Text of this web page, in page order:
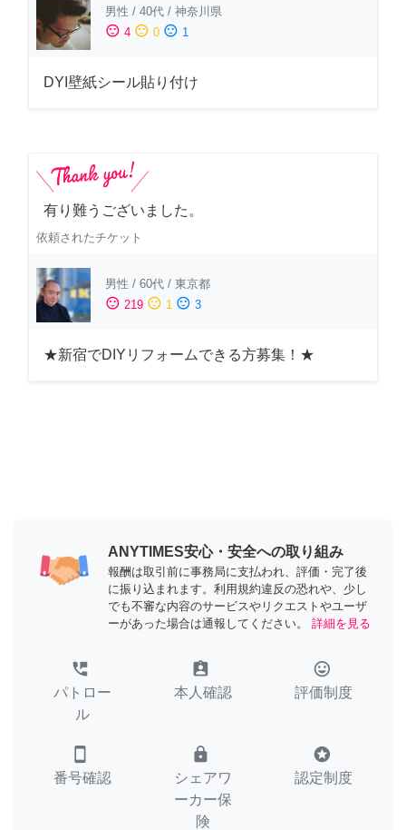
男性 / 40代 / 神奈川県
sentiment_satisfied 4 sentiment_neutral 0 sentiment_dissatisfied 1
DYI壁紙シール貼り付け
有り難うございました。
依頼されたチケット
男性 / 60代 / 東京都
sentiment_satisfied 219 sentiment_neutral 1 sentiment_dissatisfied 3
★新宿でDIYリフォームできる方募集！★
ANYTIMES安心・安全への取り組み
報酬は取引前に事務局に支払われ、評価・完了後
に振り込まれます。利用規約違反の恐れや、少し
でも不審な内容のサービスやリクエストやユーザ
ーがあった場合は通報してください。
詳細を見る
perm_phone_msg
パトロー
ル
assignment_ind
本人確認
tag_faces
評価制度
smartphone
番号確認
lock
シェアワ
ーカー保
険
stars
認定制度